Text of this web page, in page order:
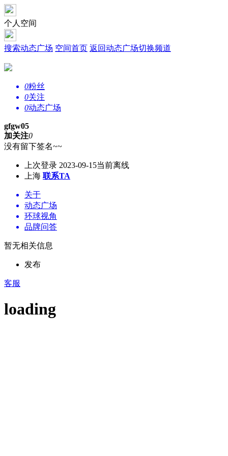
个人空间
搜索动态广场 空间首页 返回动态广场切换频道
0粉丝
0关注
0动态广场
gfgw05
加关注0
没有留下签名~~
上次登录 2023-09-15当前离线
上海 联系TA
关于
动态广场
环球视角
品牌问答
暂无相关信息
发布
客服
loading